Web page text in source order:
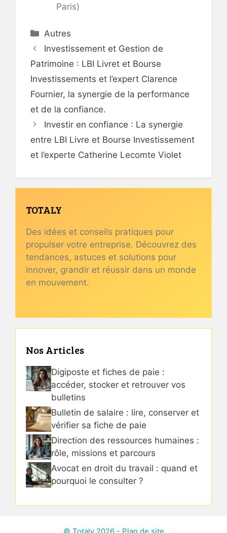
Paris)
Catégories
Autres
Investissement et Gestion de
Patrimoine : LBI Livret et Bourse
Investissements et l’expert Clarence
Fournier, la synergie de la performance
et de la confiance.
Investir en confiance : La synergie
entre LBI Livre et Bourse Investissement
et l’experte Catherine Lecomte Violet
TOTALY
Des idées et conseils pratiques pour
propulser votre entreprise. Découvrez des
tendances, astuces et solutions pour
innover, grandir et réussir dans un monde
en mouvement.
Nos Articles
Digiposte et fiches de paie :
accéder, stocker et retrouver vos
bulletins
Bulletin de salaire : lire, conserver et
vérifier sa fiche de paie
Direction des ressources humaines :
rôle, missions et parcours
Avocat en droit du travail : quand et
pourquoi le consulter ?